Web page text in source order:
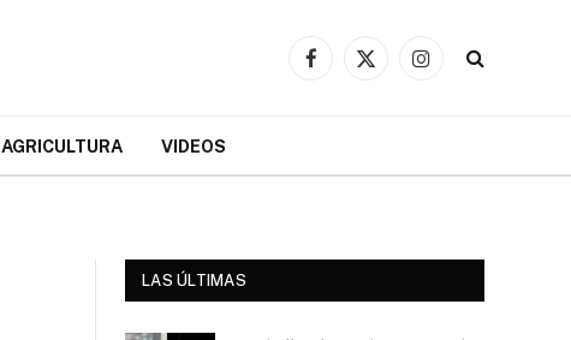
Facebook
X
Instagram
AGRICULTURA VIDEOS
LAS ÚLTIMAS